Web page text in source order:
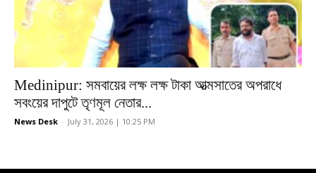
Medinipur: সমবায়ের লক্ষ লক্ষ টাকা আত্মসাতের অপরাধে
সবংয়ের দাপুটে তৃণমূল নেতার...
News Desk - July 31, 2026 | 10:25 PM